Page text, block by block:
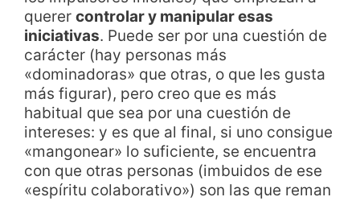
querer controlar y manipular esas
iniciativas. Puede ser por una cuestión de
carácter (hay personas más
«dominadoras» que otras, o que les gusta
más figurar), pero creo que es más
habitual que sea por una cuestión de
intereses: y es que al final, si uno consigue
«mangonear» lo suficiente, se encuentra
con que otras personas (imbuidos de ese
«espíritu colaborativo») son las que reman